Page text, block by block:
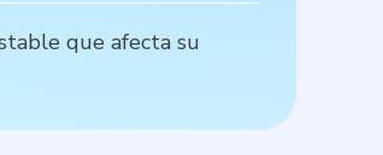
que afecta su